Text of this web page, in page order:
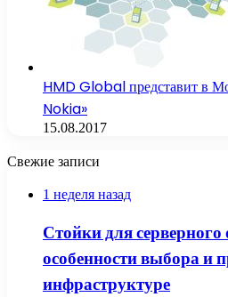
HMD Global представит в
Nokia»
15.08.2017
Свежие записи
1 неделя назад
Стойки для
особенности выбора и
инфраструктуре